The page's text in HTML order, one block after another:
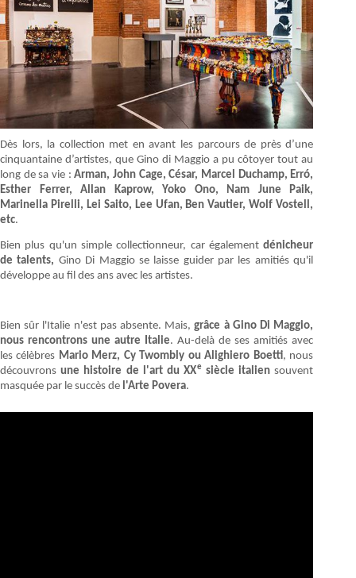
Dès lors, la collection met en avant les parcours de près d’une
cinquantaine d’artistes, que Gino di Maggio a pu côtoyer tout au
long de sa vie :Arman, John Cage, César, Marcel Duchamp, Erró,
Esther Ferrer, Allan Kaprow, Yoko Ono, Nam June Paik,
Marinella Pirelli, Lei Saito, Lee Ufan, Ben Vautier, Wolf Vostell,
etc.
Bien plus qu'un simple collectionneur, car égalementdénicheur
de talents, Gino Di Maggio se laisse guider par les amitiés qu'il
développe au fil des ans avec les artistes.
Bien sûr l'Italie n'est pas absente. Mais,grâce à Gino Di Maggio,
nous rencontrons une autre Italie. Au-delà de ses amitiés avec
les célèbres Mario Merz, Cy Twombly ou Alighiero Boetti, nous
découvronsune histoire de l'art du XXe siècle italien souvent
masquée par le succès de l'Arte Povera.